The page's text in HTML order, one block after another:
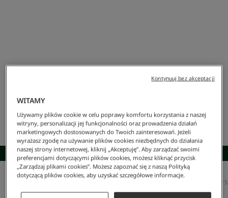
SKOMPLETUJ STYLIZACJĘ
Męskie Bermudy Z Elastycznej Bawełny
Męskie bermudy z elastycznej bawełny slim fit
WITAMY
Używamy plików cookie w celu poprawy komfortu korzystania z naszej
witryny, personalizacji jej funkcjonalności oraz prowadzenia działań
marketingowych dostosowanych do Twoich zainteresowań. Jeżeli
wyrażasz zgodę na używanie plików cookies niezbędnych do działania
naszej strony internetowej, kliknij „Akceptuję”. Aby zarządzać swoimi
preferencjami dotyczącymi plików cookies, możesz kliknąć przycisk
„Zarządzaj plikami cookies”. Możesz zapoznać się z naszą Polityką
dotyczącą plików cookies, aby uzyskać szczegółowe informacje.
Kontynuuj bez akceptacji